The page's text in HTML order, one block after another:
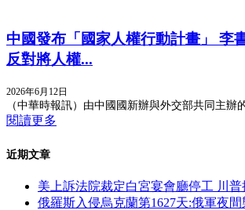
中國發布「國家人權行動計畫」 李
反對將人權...
2026年6月12日
（中華時報訊）由中國國新辦與外交部共同主辦
閱讀更多
近期文章
美上訴法院裁定白宮宴會廳停工 川
俄羅斯入侵烏克蘭第1627天:俄軍夜